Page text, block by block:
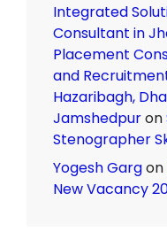
Integrated
Consultant in
Placement
and
Hazaribagh,
Jamshedpuron
Stenographer
Yogesh Gargon
New Vacancy